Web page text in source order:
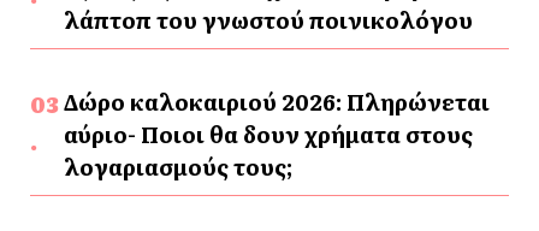
λάπτοπ του γνωστού ποινικολόγου
Δώρο καλοκαιριού 2026: Πληρώνεται
αύριο- Ποιοι θα δουν χρήματα στους
λογαριασμούς τους;